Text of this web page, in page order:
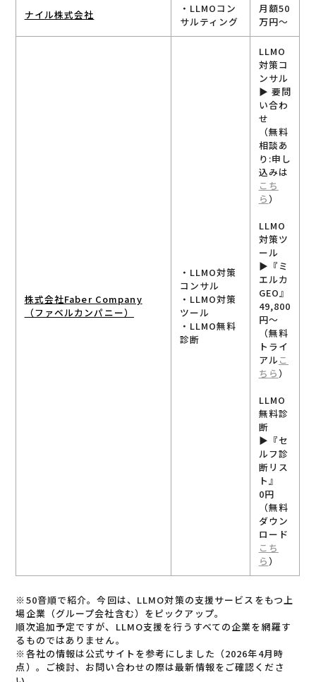
ナイル株式会社
・LLMOコン
サルティング
月額50
万円～
株式会社Faber Company
（ファベルカンパニー）
・LLMO対策
コンサル
・LLMO対策
ツール
・LLMO無料
診断
LLMO
対策コ
ンサル
▶︎ 要問
い合わ
せ
（無料
相談あ
り:申し
込みは
こち
ら）
LLMO
対策ツ
ール
▶︎『ミ
エルカ
GEO』
49,800
円〜
（無料
トライ
アル こ
ちら）
LLMO
無料診
断
▶︎『セ
ルフ診
断リス
ト』
0円
（無料
ダウン
ロード
こち
ら）
※50音順で紹介。今回は、LLMO対策の支援サービスをもつ上
場企業（グループ会社含む）をピックアップ。
順次追加予定ですが、LLMO支援を行うすべての企業を網羅す
るものではありません。
※各社の情報は公式サイトを参考にしました（2026年4月時
点）。ご検討、お問い合わせの際は最新情報をご確認くださ